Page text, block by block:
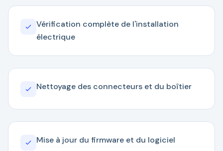
Vérification complète de l'installation
électrique
Nettoyage des connecteurs et du boîtier
Mise à jour du firmware et du logiciel